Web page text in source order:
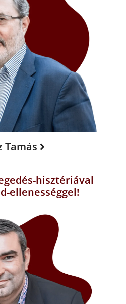
Tamás
hisztériával
ellenességgel!